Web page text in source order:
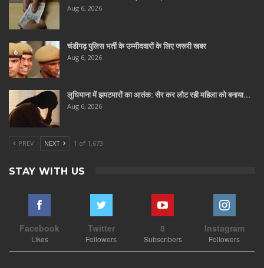
Aug 6, 2026
चंडीगढ़ पुलिस भर्ती के उम्मीदवारों के लिए जरूरी खबर
Aug 6, 2026
लुधियाना में झपटमारों का आतंक: सैर कर लौट रही महिला को बनाया…
Aug 6, 2026
PREV NEXT 1 of 1,673
STAY WITH US
Facebook
Likes
Twitter
Followers
8
Subscribers
Instagram
Followers